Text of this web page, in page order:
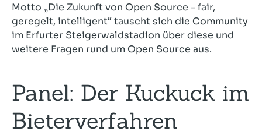
Motto „Die Zukunft von Open Source - fair,
geregelt, intelligent“ tauscht sich die Community
im Erfurter Steigerwaldstadion über diese und
weitere Fragen rund um Open Source aus.
Panel: Der Kuckuck im
Bieterverfahren